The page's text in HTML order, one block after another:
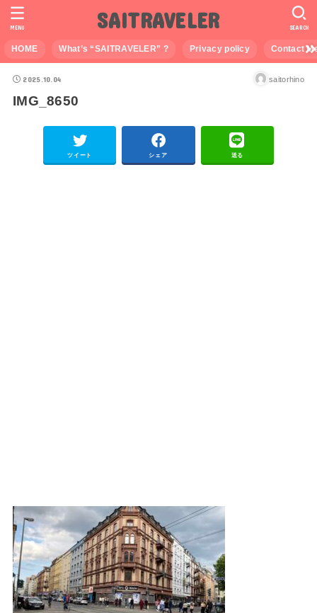
SAITRAVELER
HOME What’s “SAITRAVELER” ? Privacy policy Contact
SEARCH
MENU
2025.10.04 saitorhino
IMG_8650
ツイート シェア 送る